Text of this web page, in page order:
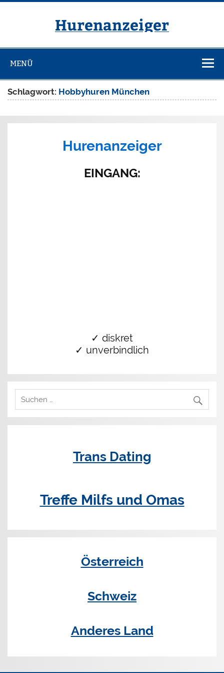
Zum
Hurenanzeiger
MENÜ
Schlagwort: Hobbyhuren München
Hurenanzeiger
EINGANG:
✓ diskret
✓ unverbindlich
Trans Dating
Treffe Milfs und Omas
Österreich
Schweiz
Anderes Land